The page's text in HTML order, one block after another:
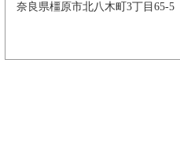
奈良県橿原市北八木町3丁目65-